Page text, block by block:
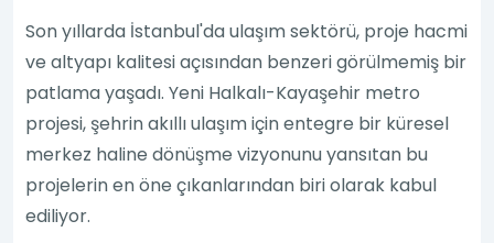
Son yıllarda İstanbul'da ulaşım sektörü, proje hacmi
ve altyapı kalitesi açısından benzeri görülmemiş bir
patlama yaşadı. Yeni Halkalı-Kayaşehir metro
projesi, şehrin akıllı ulaşım için entegre bir küresel
merkez haline dönüşme vizyonunu yansıtan bu
projelerin en öne çıkanlarından biri olarak kabul
ediliyor.